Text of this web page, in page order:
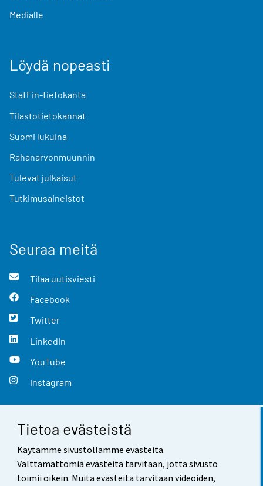
Tietoa evästeistä
Käytämme sivustollamme evästeitä.
Välttämättömiä evästeitä tarvitaan, jotta sivusto
toimii oikein. Muita evästeitä tarvitaan videoiden,
Medialle
Löydä nopeasti
StatFin-tietokanta
Tilastotietokannat
Suomi lukuina
Rahanarvonmuunnin
Tulevat julkaisut
Tutkimusaineistot
Seuraa meitä
Tilaa uutisviesti
Facebook
Twitter
LinkedIn
YouTube
Instagram
Yhteystiedot
Palaute
Käyttöehdot